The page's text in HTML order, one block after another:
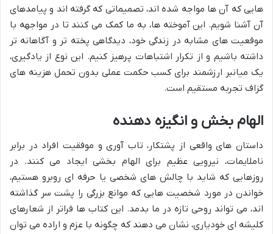
هایی که آن ها مواجه شده اند، تصمیماتی که گرفته اند و پیامدهای
آن آشنا شویم. این آموخته ها، به ما کمک می کنند تا در مواجهه با
موقعیت های مشابه در زندگی خود، دیدگاهی پخته تر و آگاهانه تر
داشته باشیم و از تکرار اشتباهات پرهیز کنیم. این نوع از یادگیری،
یک میانبر ارزشمند برای کسب حکمت عملی بدون تحمل هزینه های
گزاف تجربه مستقیم است.
الهام بخش و انگیزه دهنده
داستان های واقعی از پشتکار، تاب آوری و موفقیت افراد در برابر
ناملایمات، نیرویی عظیم برای الهام بخشی ایجاد می کنند. در
روزهایی که شاید با چالش های شخصی یا حرفه ای روبرو هستیم،
خواندن در مورد شخصیت هایی که موانع بزرگی را پشت سر گذاشته
اند، می تواند روحی تازه در ما بدمد. این کتاب ها فراتر از شعارهای
کلیشه ای خودیاری، نشان می دهند که چگونه با عزم و اراده می توان